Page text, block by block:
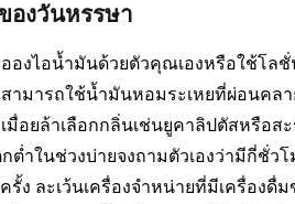
องวันหรรษา
องไอน้ำมันด้วยตัวคุณเองหรือใช้โ
ามารถใช้น้ำมันหอมระเหยที่ผ่อนคล
มื่อยล้าเลือกกลิ่นเช่นยูคาลิปตัสหรือส
ต่ำในช่วงบ่ายจงถามตัวเองว่ามีกี่ชั่ว
รั้ง ละเว้นเครื่องจำหน่ายที่มีเครื่อง